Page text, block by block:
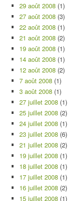
29 août 2008 (1)
27 août 2008 (3)
22 août 2008 (1)
21 août 2008 (2)
19 août 2008 (1)
14 août 2008 (1)
12 août 2008 (2)
7 août 2008 (1)
3 août 2008 (1)
27 juillet 2008 (1)
25 juillet 2008 (2)
24 juillet 2008 (1)
23 juillet 2008 (6)
21 juillet 2008 (2)
19 juillet 2008 (1)
18 juillet 2008 (1)
17 juillet 2008 (1)
16 juillet 2008 (2)
15 juillet 2008 (1)